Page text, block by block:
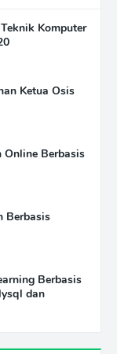
Komputer
Ketua Osis
Online Berbasis
Berbasis
Berbasis
dan